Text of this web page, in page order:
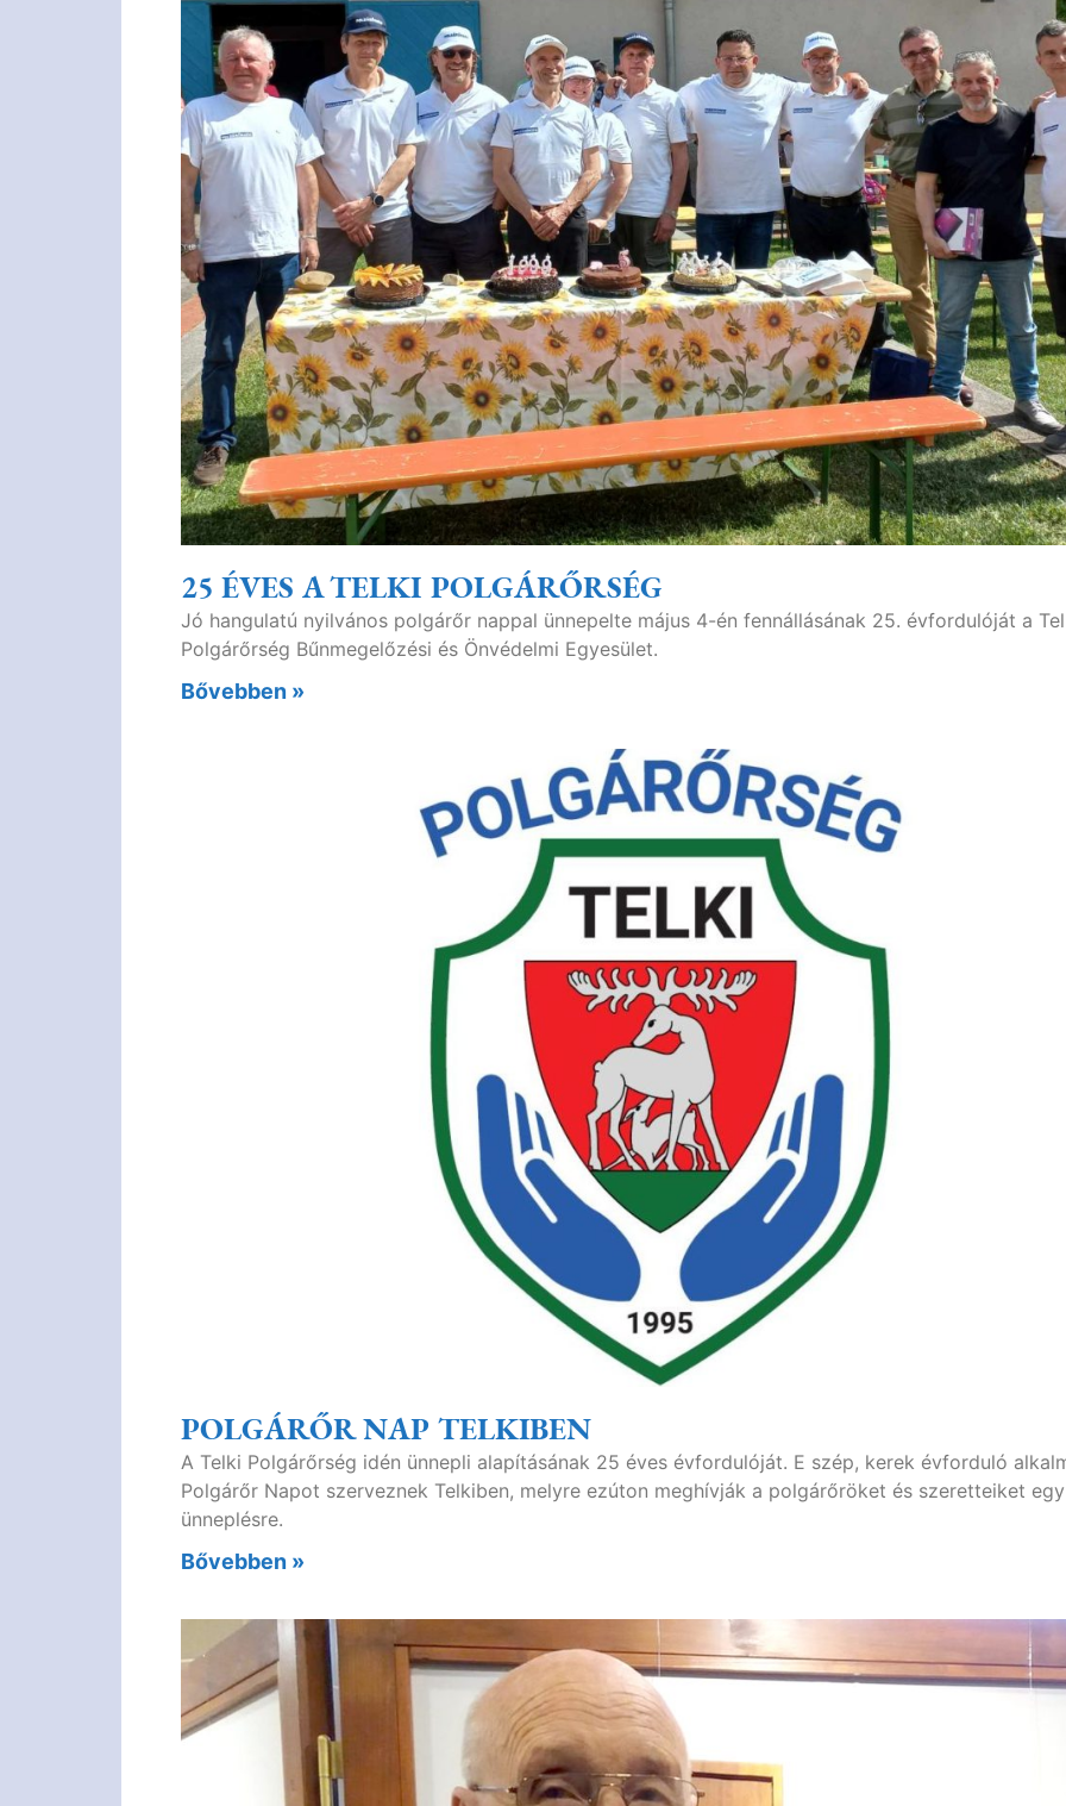
25 ÉVES A TELKI POLGÁRŐRSÉG
Jó hangulatú nyilvános polgárőr nappal ünnepelte május 4-én fennállásának 25. évfordulóját a
Polgárőrség Bűnmegelőzési és Önvédelmi Egyesület.
Bővebben »
POLGÁRŐR NAP TELKIBEN
A Telki Polgárőrség idén ünnepli alapításának 25 éves évfordulóját. E szép, kerek évforduló
Polgárőr Napot szerveznek Telkiben, melyre ezúton meghívják a polgárőröket és szeretteiket
ünneplésre.
Bővebben »